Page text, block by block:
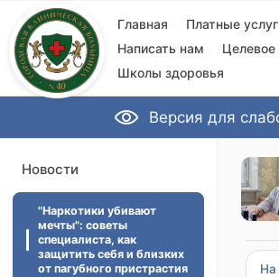
Главная Платные
Написать нам
Целевое
Школы здоровья
Версия для
Новости
"Наркотики убивают
мечты": советы
специалиста, как
защитить себя и близких
от пагубного пристрастия
На